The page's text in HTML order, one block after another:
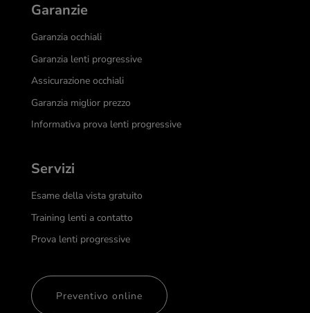
Garanzie
Garanzia occhiali
Garanzia lenti progressive
Assicurazione occhiali
Garanzia miglior prezzo
Informativa prova lenti progressive
Servizi
Esame della vista gratuito
Training lenti a contatto
Prova lenti progressive
Preventivo online